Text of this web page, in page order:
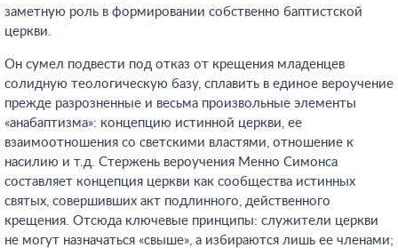
заметную роль в формировании собственно баптистской
церкви.
Он сумел подвести под отказ от крещения младенцев
солидную теологическую базу, сплавить в единое вероучение
прежде разрозненные и весьма произвольные элементы
«анабаптизма»: концепцию истинной церкви, ее
взаимоотношения со светскими властями, отношение к
насилию и т.д. Стержень вероучения Менно Симонса
составляет концепция церкви как сообщества истинных
святых, совершивших акт подлинного, действенного
крещения. Отсюда ключевые принципы: служители церкви
не могут назначаться «свыше», а избираются лишь ее членами;